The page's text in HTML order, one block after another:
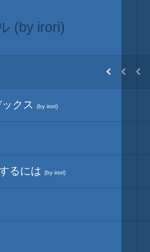
画面モード
ット
BGMの抽出
EXCEL
ーカイブ (by irori)
クス(by irori)
(by irori)
ックス(by irori)
るには(by irori)